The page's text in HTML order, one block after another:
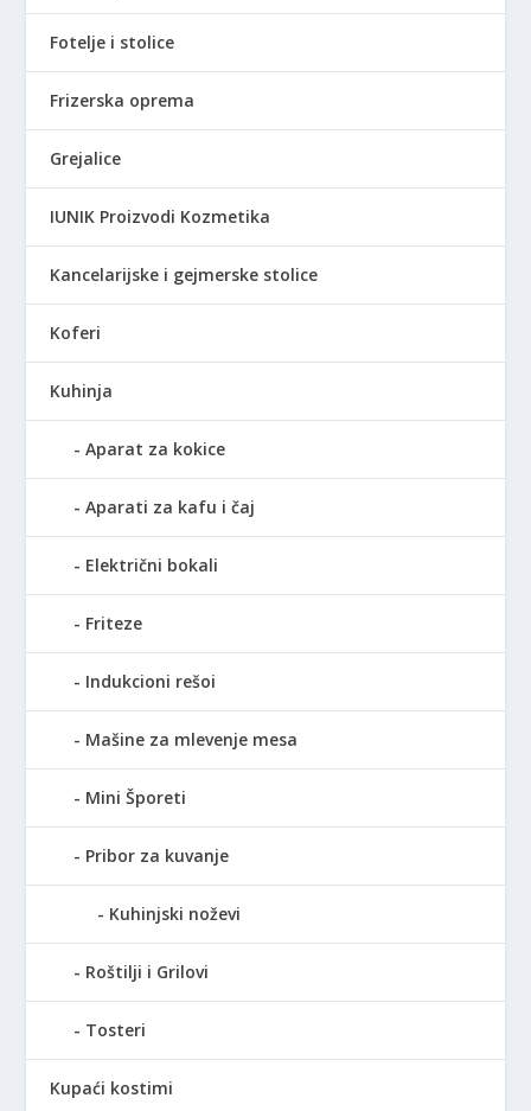
Fotelje i stolice
Frizerska oprema
Grejalice
IUNIK Proizvodi Kozmetika
Kancelarijske i gejmerske stolice
Koferi
Kuhinja
Aparat za kokice
Aparati za kafu i čaj
Električni bokali
Friteze
Indukcioni rešoi
Mašine za mlevenje mesa
Mini Šporeti
Pribor za kuvanje
Kuhinjski noževi
Roštilji i Grilovi
Tosteri
Kupaći kostimi